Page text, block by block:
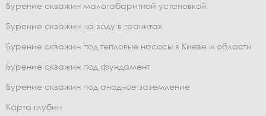
Бурение скважин малогабаритной установкой
Бурение скважин на воду в гранитах
Бурение скважин под тепловые насосы в Киеве и области
Бурение скважин под фундамент
Бурение скважин под анодное заземление
Карта глубин